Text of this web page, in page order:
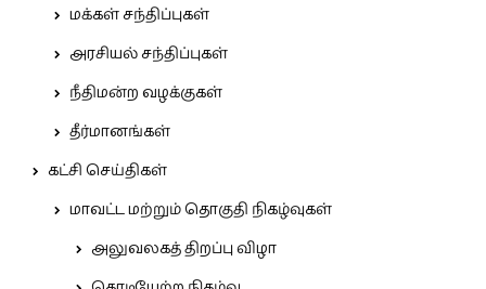
மக்கள் சந்திப்புகள்
அரசியல் சந்திப்புகள்
நீதிமன்ற வழக்குகள்
தீர்மானங்கள்
கட்சி செய்திகள்
மாவட்ட மற்றும் தொகுதி நிகழ்வுகள்
அலுவலகத் திறப்பு விழா